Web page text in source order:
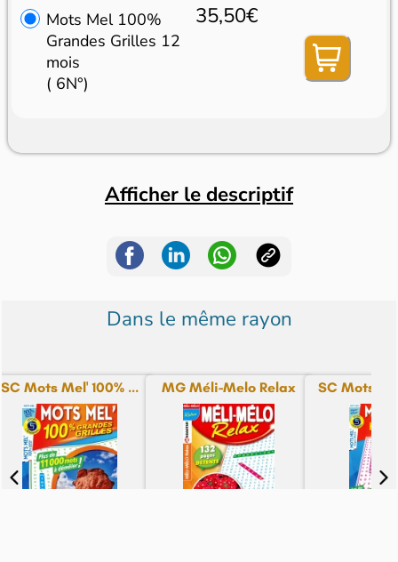
Mots Mel 100%
Grandes Grilles 12
mois
( 6N°)
35,50€
Afficher le descriptif
Dans le même rayon
SC Mots Mel' 100% ... MG Méli-Melo Relax SC Mots